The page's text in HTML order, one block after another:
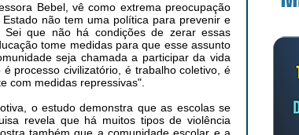
Bebel, vê como extrema preocupação
não tem uma política para prevenir e
que não há condições de zerar essas
tome medidas para que esse assunto
seja chamada a participar da vida
processo civilizatório, é trabalho coletivo, é
com medidas repressivas".
o estudo demonstra que as escolas se
revela que há muitos tipos de violência